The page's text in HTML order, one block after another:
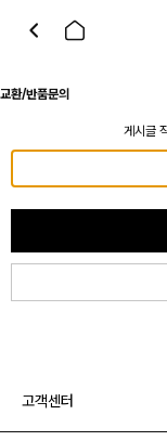
교환/반품문의
게시글
고객센터